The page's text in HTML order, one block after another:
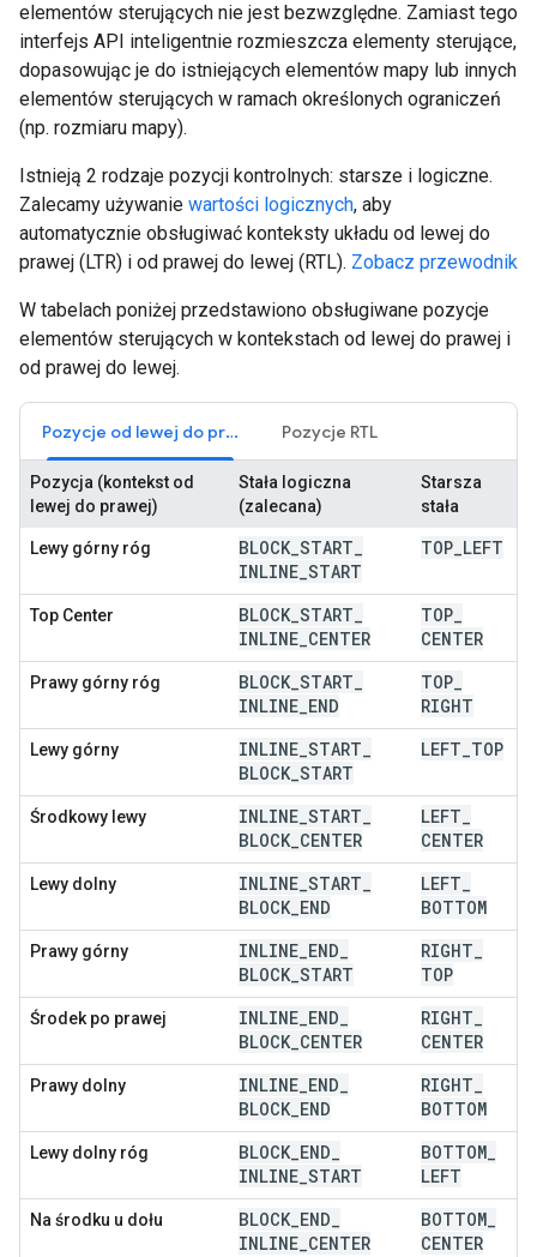
elementów sterujących nie jest bezwzględne. Zamiast tego
interfejs API inteligentnie rozmieszcza elementy sterujące,
dopasowując je do istniejących elementów mapy lub innych
elementów sterujących w ramach określonych ograniczeń
(np. rozmiaru mapy).
Istnieją 2 rodzaje pozycji kontrolnych: starsze i logiczne.
Zalecamy używanie wartości logicznych, aby
automatycznie obsługiwać konteksty układu od lewej do
prawej (LTR) i od prawej do lewej (RTL). Zobacz przewodnik
W tabelach poniżej przedstawiono obsługiwane pozycje
elementów sterujących w kontekstach od lewej do prawej i
od prawej do lewej.
Pozycje od lewej do prawej Pozycje RTL
Pozycja (kontekst od
lewej do prawej)
Stała logiczna
(zalecana)
Starsza
stała
Lewy górny róg BLOCK START
INLINE START
TOP LEFT
Top Center BLOCK START
INLINE CENTER
TOP
CENTER
Prawy górny róg BLOCK START
INLINE END
TOP
RIGHT
Lewy górny INLINE START
BLOCK START
LEFT TOP
Środkowy lewy INLINE START
BLOCK CENTER
LEFT
CENTER
Lewy dolny INLINE START
BLOCK END
LEFT
BOTTOM
Prawy górny INLINE END
BLOCK START
RIGHT
TOP
Środek po prawej INLINE END
BLOCK CENTER
RIGHT
CENTER
Prawy dolny INLINE END
BLOCK END
RIGHT
BOTTOM
Lewy dolny róg BLOCK END
INLINE START
BOTTOM
LEFT
Na środku u dołu BLOCK END
INLINE CENTER
BOTTOM
CENTER